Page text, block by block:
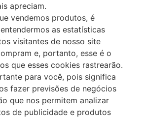
apreciam.
vendemos produtos, é
as estatísticas
visitantes de nosso site
e, portanto, esse é o
que esses cookies rastrearão.
para você, pois significa
fazer previsões de negócios
que nos permitem analizar
de publicidade e produtos